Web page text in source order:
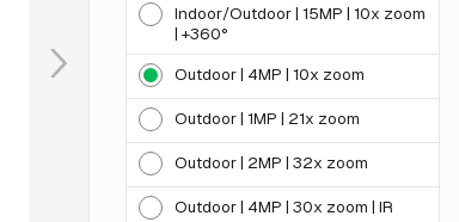
Indoor/Outdoor | 15MP | 10x zoom
| +360°
Outdoor | 4MP | 10x zoom
Outdoor | 1MP | 21x zoom
Outdoor | 2MP | 32x zoom
Outdoor | 4MP | 30x zoom | IR